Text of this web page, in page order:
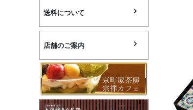
送料について
店舗のご案内